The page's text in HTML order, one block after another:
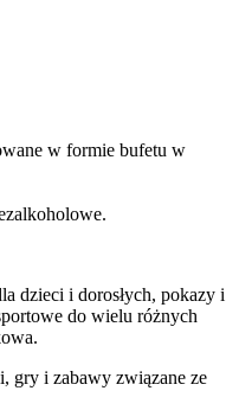
w formie bufetu w
dzieci i dorosłych, pokazy i
do wielu różnych
gry i zabawy związane ze